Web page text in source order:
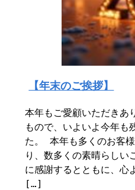
【年末のご挨拶】
本年もご愛顧いただきあ
もので、いよいよ今年も
た。 本年も多くのお客
り、数多くの素晴らしい
に感謝するとともに、心
[…]